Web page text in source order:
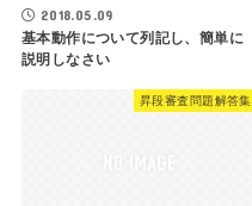
2018.05.09
基本動作について列記し、簡単に
説明しなさい
昇段審査問題解答集